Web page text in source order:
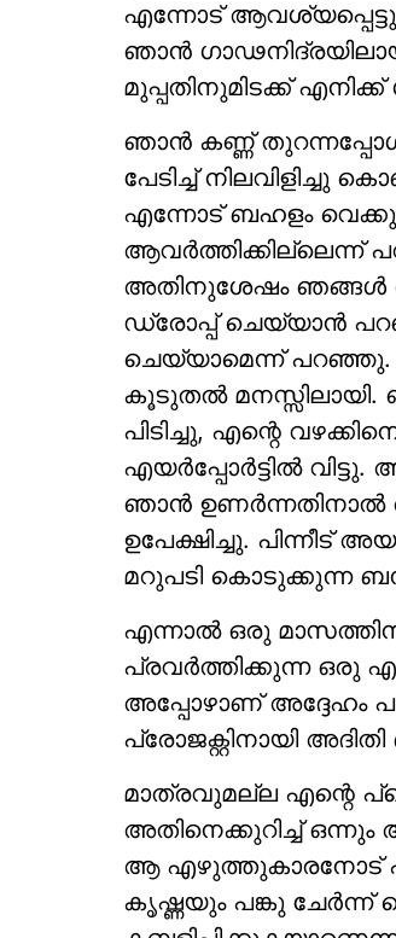
എന്നോട്
ഞാന്‍
മുപ്പതിനുമിടക്ക്
ഞാന്‍ കണ്ണ്
പേടിച്ച് നിലവിളിച്ചു
എന്നോട് ബഹളം
ആവര്‍ത്തിക്കില്ലെന്ന്
അതിനുശേഷം ഞങ്ങള്‍
ഡ്രോപ്പ് ചെയ്യാന്‍
ചെയ്യാമെന്ന് പറഞ്ഞു.
കൂടുതല്‍
പിടിച്ചു, എന്റെ
എയര്‍പ്പോര്‍ട്ടില്‍
ഞാന്‍ ഉണര്‍ന്നതിനാല്‍
ഉപേക്ഷിച്ചു. പിന്നീട്
മറുപടി കൊടുക്കുന്ന
എന്നാല്‍ ഒരു
പ്രവര്‍ത്തിക്കുന്ന ഒരു
അപ്പോഴാണ് അദ്ദേഹം
പ്രോജക്റ്റിനായി
മാത്രവുമല്ല എന്റെ
അതിനെക്കുറിച്ച്
ആ എഴുത്തുകാരനോട്
കൃഷ്ണയും പങ്കു ചേര്‍ന്ന്